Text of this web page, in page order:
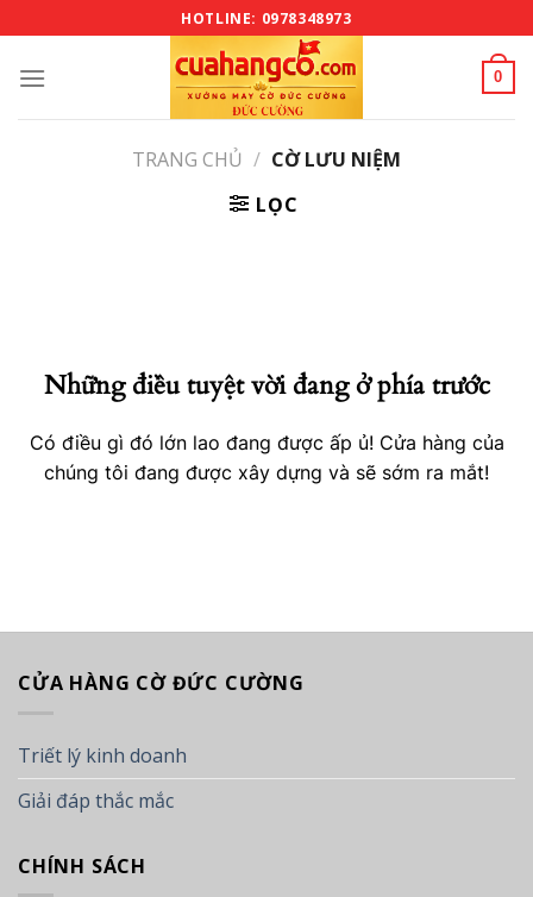
qua
nội
HOTLINE: 0978348973
0
TRANG CHỦ / CỜ LƯU NIỆM
LỌC
Những điều tuyệt vời đang ở phía trước
Có điều gì đó lớn lao đang được ấp ủ! Cửa hàng của
chúng tôi đang được xây dựng và sẽ sớm ra mắt!
CỬA HÀNG CỜ ĐỨC CƯỜNG
Triết lý kinh doanh
Giải đáp thắc mắc
CHÍNH SÁCH